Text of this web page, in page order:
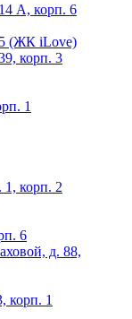
А, корп. 6
5 (ЖК iLove)
корп. 3
1
корп. 2
6
д. 88,
корп. 1